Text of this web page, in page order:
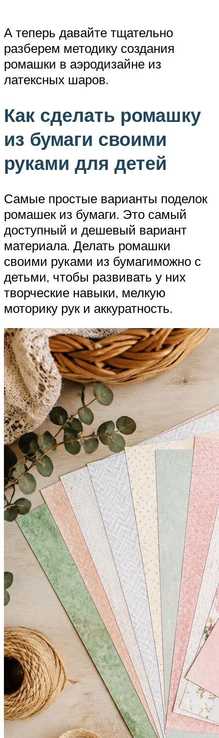
А теперь давайте тщательно
разберем методику создания
ромашки в аэродизайне из
латексных шаров.
Как сделать ромашку
из бумаги своими
руками для детей
Самые простые варианты поделок
ромашек из бумаги. Это самый
доступный и дешевый вариант
материала. Делать ромашки
своими руками из бумагиможно с
детьми, чтобы развивать у них
творческие навыки, мелкую
моторику рук и аккуратность.